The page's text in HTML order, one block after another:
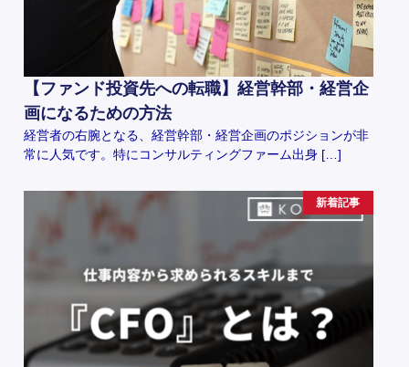
【ファンド投資先への転職】経営幹部・経営企
画になるための方法
経営者の右腕となる、経営幹部・経営企画のポジションが非
常に人気です。特にコンサルティングファーム出身 […]
新着記事